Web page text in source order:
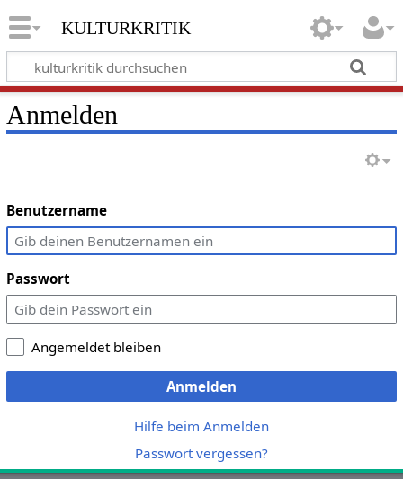
kulturkritik
Anmelden
Benutzername
Passwort
Angemeldet bleiben
Anmelden
Hilfe beim Anmelden
Passwort vergessen?